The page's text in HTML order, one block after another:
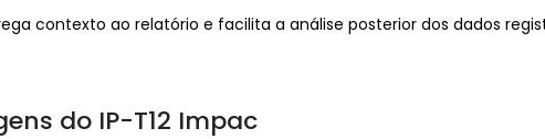
contexto ao relatório e facilita a análise posterior dos dados
do IP-T12 Impac